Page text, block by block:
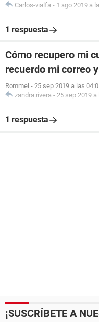
Carlos-vialfa - 1 ago 2019 a
1 respuesta
Cómo recupero mi
recuerdo mi correo
Rommel - 25 sep 2019 a las
zandra.rivera - 25 sep 2019 a
1 respuesta
¡SUSCRÍBETE A